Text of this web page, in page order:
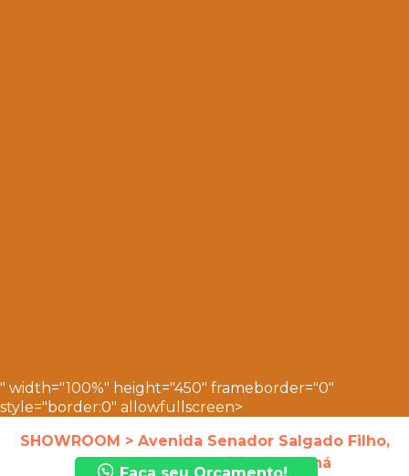
" width="100%" height="450" frameborder="0"
style="border:0" allowfullscreen>
SHOWROOM > Avenida Senador Salgado Filho,
4138, Uberaba, Curitiba - Paraná